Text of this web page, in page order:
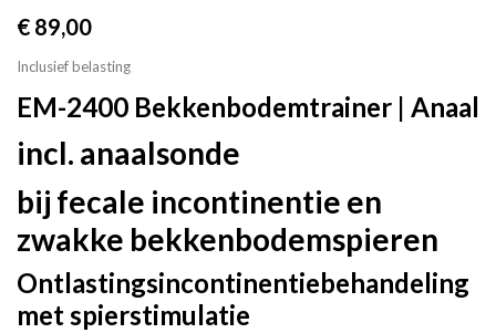
€ 89,00
Inclusief belasting
EM-2400 Bekkenbodemtrainer | Anaal
incl. anaalsonde
bij fecale incontinentie en
zwakke bekkenbodemspieren
Ontlastingsincontinentiebehandeling
met spierstimulatie